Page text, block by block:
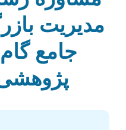
مدیریت
جامع
پژوهشی